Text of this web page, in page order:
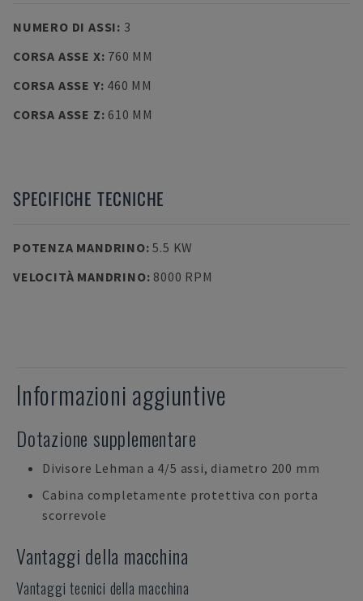
NUMERO DI ASSI: 3
CORSA ASSE X: 760 MM
CORSA ASSE Y: 460 MM
CORSA ASSE Z: 610 MM
SPECIFICHE TECNICHE
POTENZA MANDRINO:5.5 KW
VELOCITÀ MANDRINO: 8000 RPM
Informazioni aggiuntive
Dotazione supplementare
Divisore Lehman a 4/5 assi, diametro 200 mm
Cabina completamente protettiva con porta
scorrevole
Vantaggi della macchina
Vantaggi tecnici della macchina